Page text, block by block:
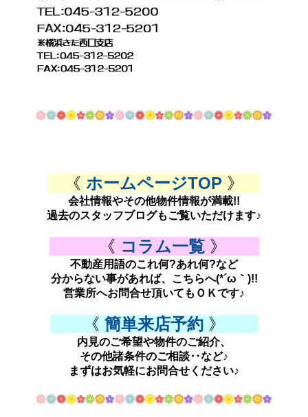
《 ホームページTOP 》
会社情報やその他物件情報が満載!!
過去のスタッフブログもご覧いただけます♪
《 コラム一覧》
不動産用語のこれ何?あれ何?など
分からない事があれば、こちらへ(*´ω｀)!!
営業所へお問合せ頂いてもＯＫです♪
《 簡単来店予約 》
内見のご希望や物件のご紹介、
その他諸条件のご相談‥など♪
まずはお気軽にお問合せください♪